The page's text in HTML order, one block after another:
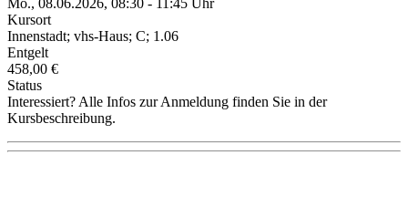
Mo., 08.06.2026, 08:30 - 11:45 Uhr
Kursort
Innenstadt; vhs-Haus; C; 1.06
Entgelt
458,00 €
Status
Interessiert? Alle Infos zur Anmeldung finden Sie in der
Kursbeschreibung.